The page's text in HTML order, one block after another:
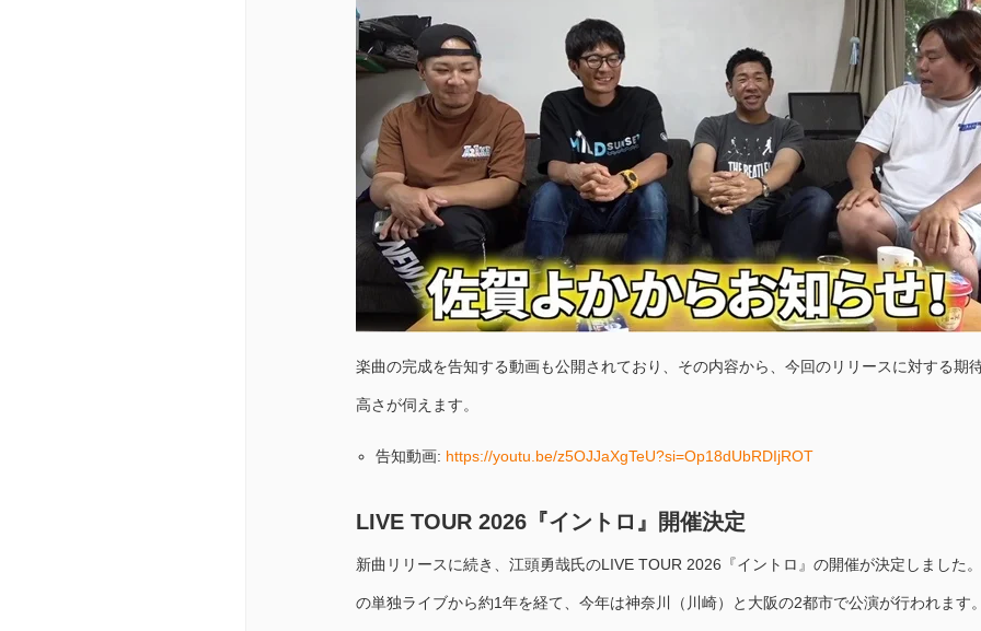
楽曲の完成を告知する動画も公開されており、その内容から、今回のリリースに対する期
高さが伺えます。
告知動画: https://youtu.be/z5OJJaXgTeU?si=Op18dUbRDIjROT
LIVE TOUR 2026『イントロ』開催決定
新曲リリースに続き、江頭勇哉氏のLIVE TOUR 2026『イントロ』の開催が決定しました
の単独ライブから約1年を経て、今年は神奈川（川崎）と大阪の2都市で公演が行われます